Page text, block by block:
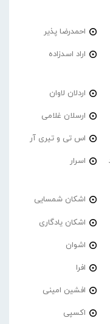
احمدرضا پذیر
اراد اسدزاده
اردلان لاوان
ارسلان غلامی
اس تی و تیری آر
اسرار
اشکان شمسایی
اشکان یادگاری
اشوان
افرا
افشین امینی
اکسپی